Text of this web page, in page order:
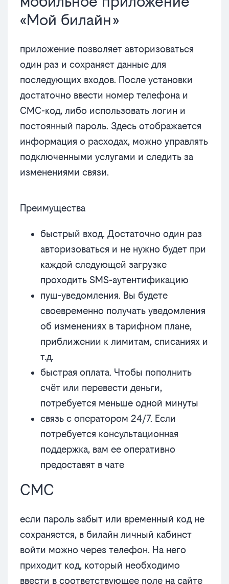
«Мой билайн»
приложение позволяет авторизоваться
один раз и сохраняет данные для
последующих входов. После установки
достаточно ввести номер телефона и
СМС-код, либо использовать логин и
постоянный пароль. Здесь отображается
информация о расходах, можно управлять
подключенными услугами и следить за
изменениями связи.
Преимущества
быстрый вход. Достаточно один раз
авторизоваться и не нужно будет при
каждой следующей загрузке
проходить SMS-аутентификацию
пуш-уведомления. Вы будете
своевременно получать уведомления
об изменениях в тарифном плане,
приближении к лимитам, списаниях и
т.д.
быстрая оплата. Чтобы пополнить
счёт или перевести деньги,
потребуется меньше одной минуты
связь с оператором 24/7. Если
потребуется консультационная
поддержка, вам ее оперативно
предоставят в чате
СМС
если пароль забыт или временный код не
сохраняется, в билайн личный кабинет
войти можно через телефон. На него
приходит код, который необходимо
ввести в соответствующее поле на сайте